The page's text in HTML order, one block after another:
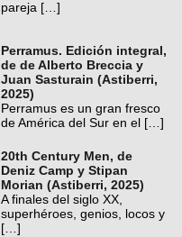
pareja […]
Perramus. Edición integral,
de de Alberto Breccia y
Juan Sasturain (Astiberri,
2025)
Perramus es un gran fresco
de América del Sur en el […]
20th Century Men, de
Deniz Camp y Stipan
Morian (Astiberri, 2025)
A finales del siglo XX,
superhéroes, genios, locos y
[…]